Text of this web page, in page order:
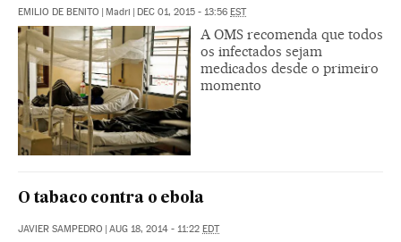
EMILIO DE BENITO Madri DEC 01, 2015 - 13:56 EST
A OMS recomenda que todos
os infectados sejam
medicados desde o primeiro
momento
O tabaco contra o ebola
JAVIER SAMPEDRO AUG 18, 2014 - 11:22 EDT